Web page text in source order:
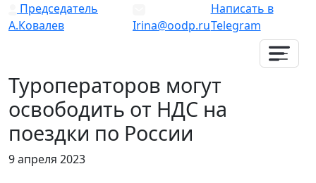
Председатель
А.Ковалев
Irina@oodp.ru
Написать в
Telegram
Туроператоров могут
освободить от НДС на
поездки по России
9 апреля 2023